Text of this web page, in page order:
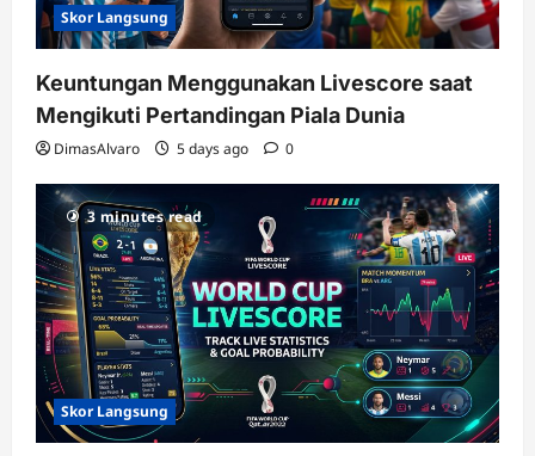
Skor Langsung
Keuntungan Menggunakan Livescore saat
Mengikuti Pertandingan Piala Dunia
DimasAlvaro 5 days ago 0
3 minutes read
Skor Langsung